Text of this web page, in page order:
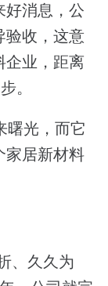
好消息，公
验收，这意
企业，距离
。
曙光，而它
家居新材料
、久久为